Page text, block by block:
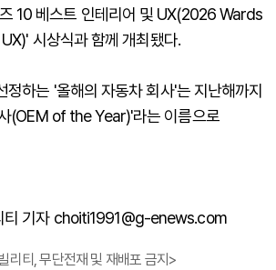
10 베스트 인테리어 및 UX(2026 Wards
시상식과 함께 개최됐다.
정하는 '올해의 자동차 회사'는 지난해까지
(OEM of the Year)'라는 이름으로
티 기자 choiti1991@g-enews.com
리티, 무단전재 및 재배포 금지>